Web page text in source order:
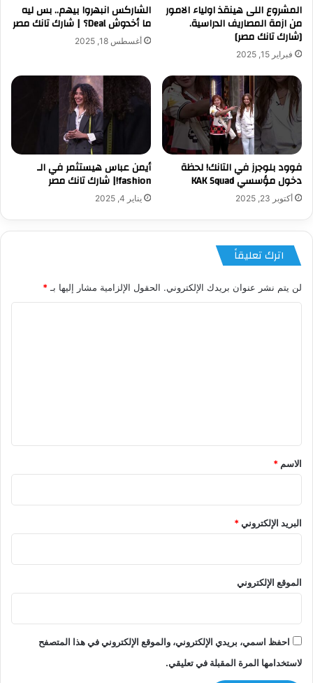
المشروع اللى هينقذ اولياء الامور
من ازمة المصاريف الدراسية.
[شارك تانك مصر]
فبراير 15, 2025
الشاركس انبهروا بيهم.. بس ليه
ما أخدوش Deal؟ | شارك تانك مصر
أغسطس 18, 2025
فوود بلوجرز في التانك! لحظة
دخول مؤسسي KAK Squad
أكتوبر 23, 2025
أيمن عباس هيستثمر في الـ
fashion!| شارك تانك مصر
يناير 4, 2025
اترك تعليقاً
لن يتم نشر عنوان بريدك الإلكتروني. الحقول الإلزامية مشار إليها بـ *
*
الاسم *
البريد الإلكتروني*
الموقع الإلكتروني
احفظ اسمي، بريدي الإلكتروني، والموقع الإلكتروني في هذا المتصفح
لاستخدامها المرة المقبلة في تعليقي.